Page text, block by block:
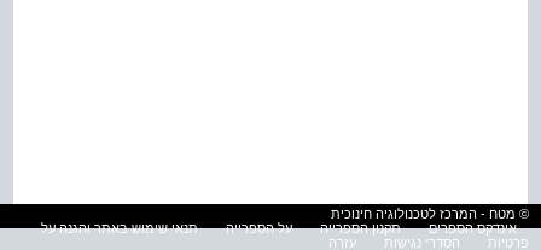
© מטח - המרכז לטכנולוגיה חינוכית
אינדקס הספרים
תקנון הספרייה על הספרייה
תנאי שימוש באתר והגנה על
פרטיות
הסדרי נגישות עזרה